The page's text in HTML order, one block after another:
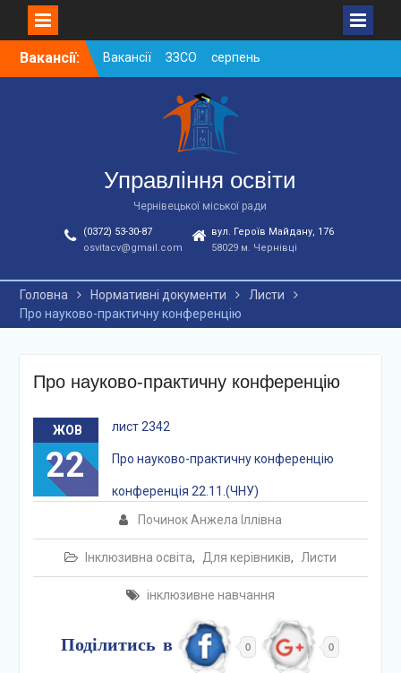
SkipВакансії:
Вакансії ЗЗСО серпень
2026
Вакансії ЗЗСО червень
Вакансії у ЗДО та
дошкільних підрозділах
ЗЗСО станом на
01.08.2026 р.
Управління освіти
Чернівецької міської ради
(0372) 53-30-87
osvitacv@gmail.com
вул. Героїв Майдану, 176
58029 м. Чернівці
Головна Нормативні документи
Листи
Про науково-практичну конференцію
Про науково-практичну конференцію
ЖОВ
22
Починок Анжела Іллівна
Інклюзивна освіта, Для керівників, Листи
інклюзивне навчання
лист 2342
Про науково-практичну конференцію
конференція 22.11.(ЧНУ)
Поділитись в 0 0